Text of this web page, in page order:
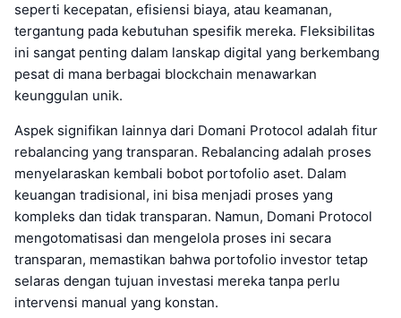
seperti kecepatan, efisiensi biaya, atau keamanan,
tergantung pada kebutuhan spesifik mereka. Fleksibilitas
ini sangat penting dalam lanskap digital yang berkembang
pesat di mana berbagai blockchain menawarkan
keunggulan unik.
Aspek signifikan lainnya dari Domani Protocol adalah fitur
rebalancing yang transparan. Rebalancing adalah proses
menyelaraskan kembali bobot portofolio aset. Dalam
keuangan tradisional, ini bisa menjadi proses yang
kompleks dan tidak transparan. Namun, Domani Protocol
mengotomatisasi dan mengelola proses ini secara
transparan, memastikan bahwa portofolio investor tetap
selaras dengan tujuan investasi mereka tanpa perlu
intervensi manual yang konstan.